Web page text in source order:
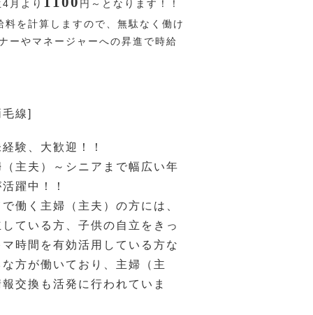
月より 円 ～となります！！
料を計算しますので、無駄なく働け
ーやマネージャーへの昇進で時給
線]
験、大歓迎！！
主夫）～シニアまで幅広い年
躍中！！
働く主婦（主夫）の方には、
ている方、子供の自立をきっ
時間を有効活用している方な
方が働いており、主婦（主
交換も活発に行われていま